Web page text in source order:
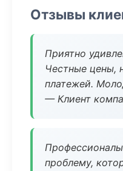
Отзывы
Приятно
Честные цены,
платежей.
— Клиент
проблему,